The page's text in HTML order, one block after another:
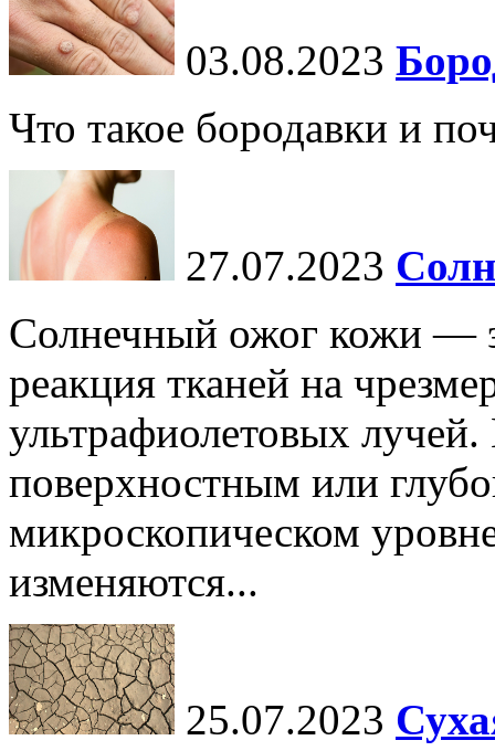
03.08.2023
Что такое бородавки и
27.07.2023
Солнечный ожог кожи —
реакция тканей на
ультрафиолетовых
поверхностным или
микроскопическом
изменяются...
25.07.2023